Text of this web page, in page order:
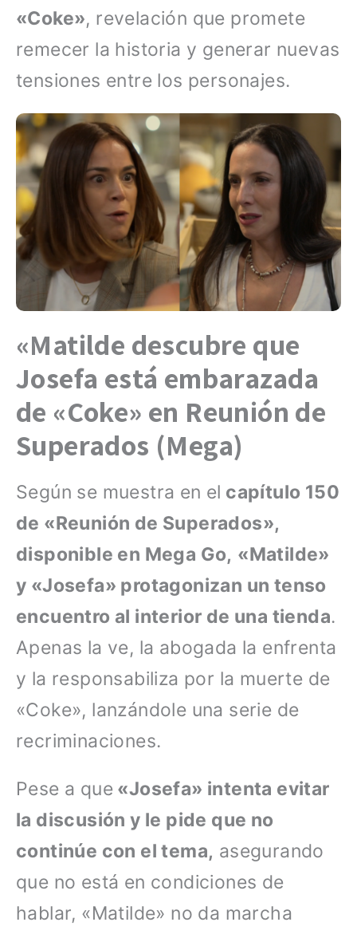
«Coke», revelación que promete
remecer la historia y generar nuevas
tensiones entre los personajes.
«Matilde descubre que
Josefa está embarazada
de «Coke» en Reunión de
Superados (Mega)
Según se muestra en el capítulo 150
de «Reunión de Superados»,
disponible en Mega Go, «Matilde»
y «Josefa» protagonizan un tenso
encuentro al interior de una tienda.
Apenas la ve, la abogada la enfrenta
y la responsabiliza por la muerte de
«Coke», lanzándole una serie de
recriminaciones.
Pese a que «Josefa» intenta evitar
la discusión y le pide que no
continúe con el tema, asegurando
que no está en condiciones de
hablar, «Matilde» no da marcha